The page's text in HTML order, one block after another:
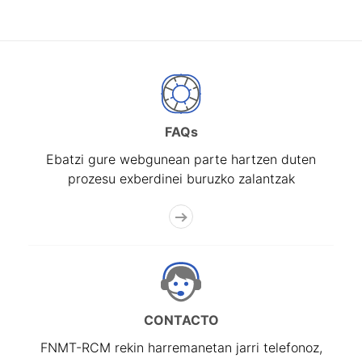
FAQs
Ebatzi gure webgunean parte hartzen duten
prozesu exberdinei buruzko zalantzak
CONTACTO
FNMT-RCM rekin harremanetan jarri telefonoz,